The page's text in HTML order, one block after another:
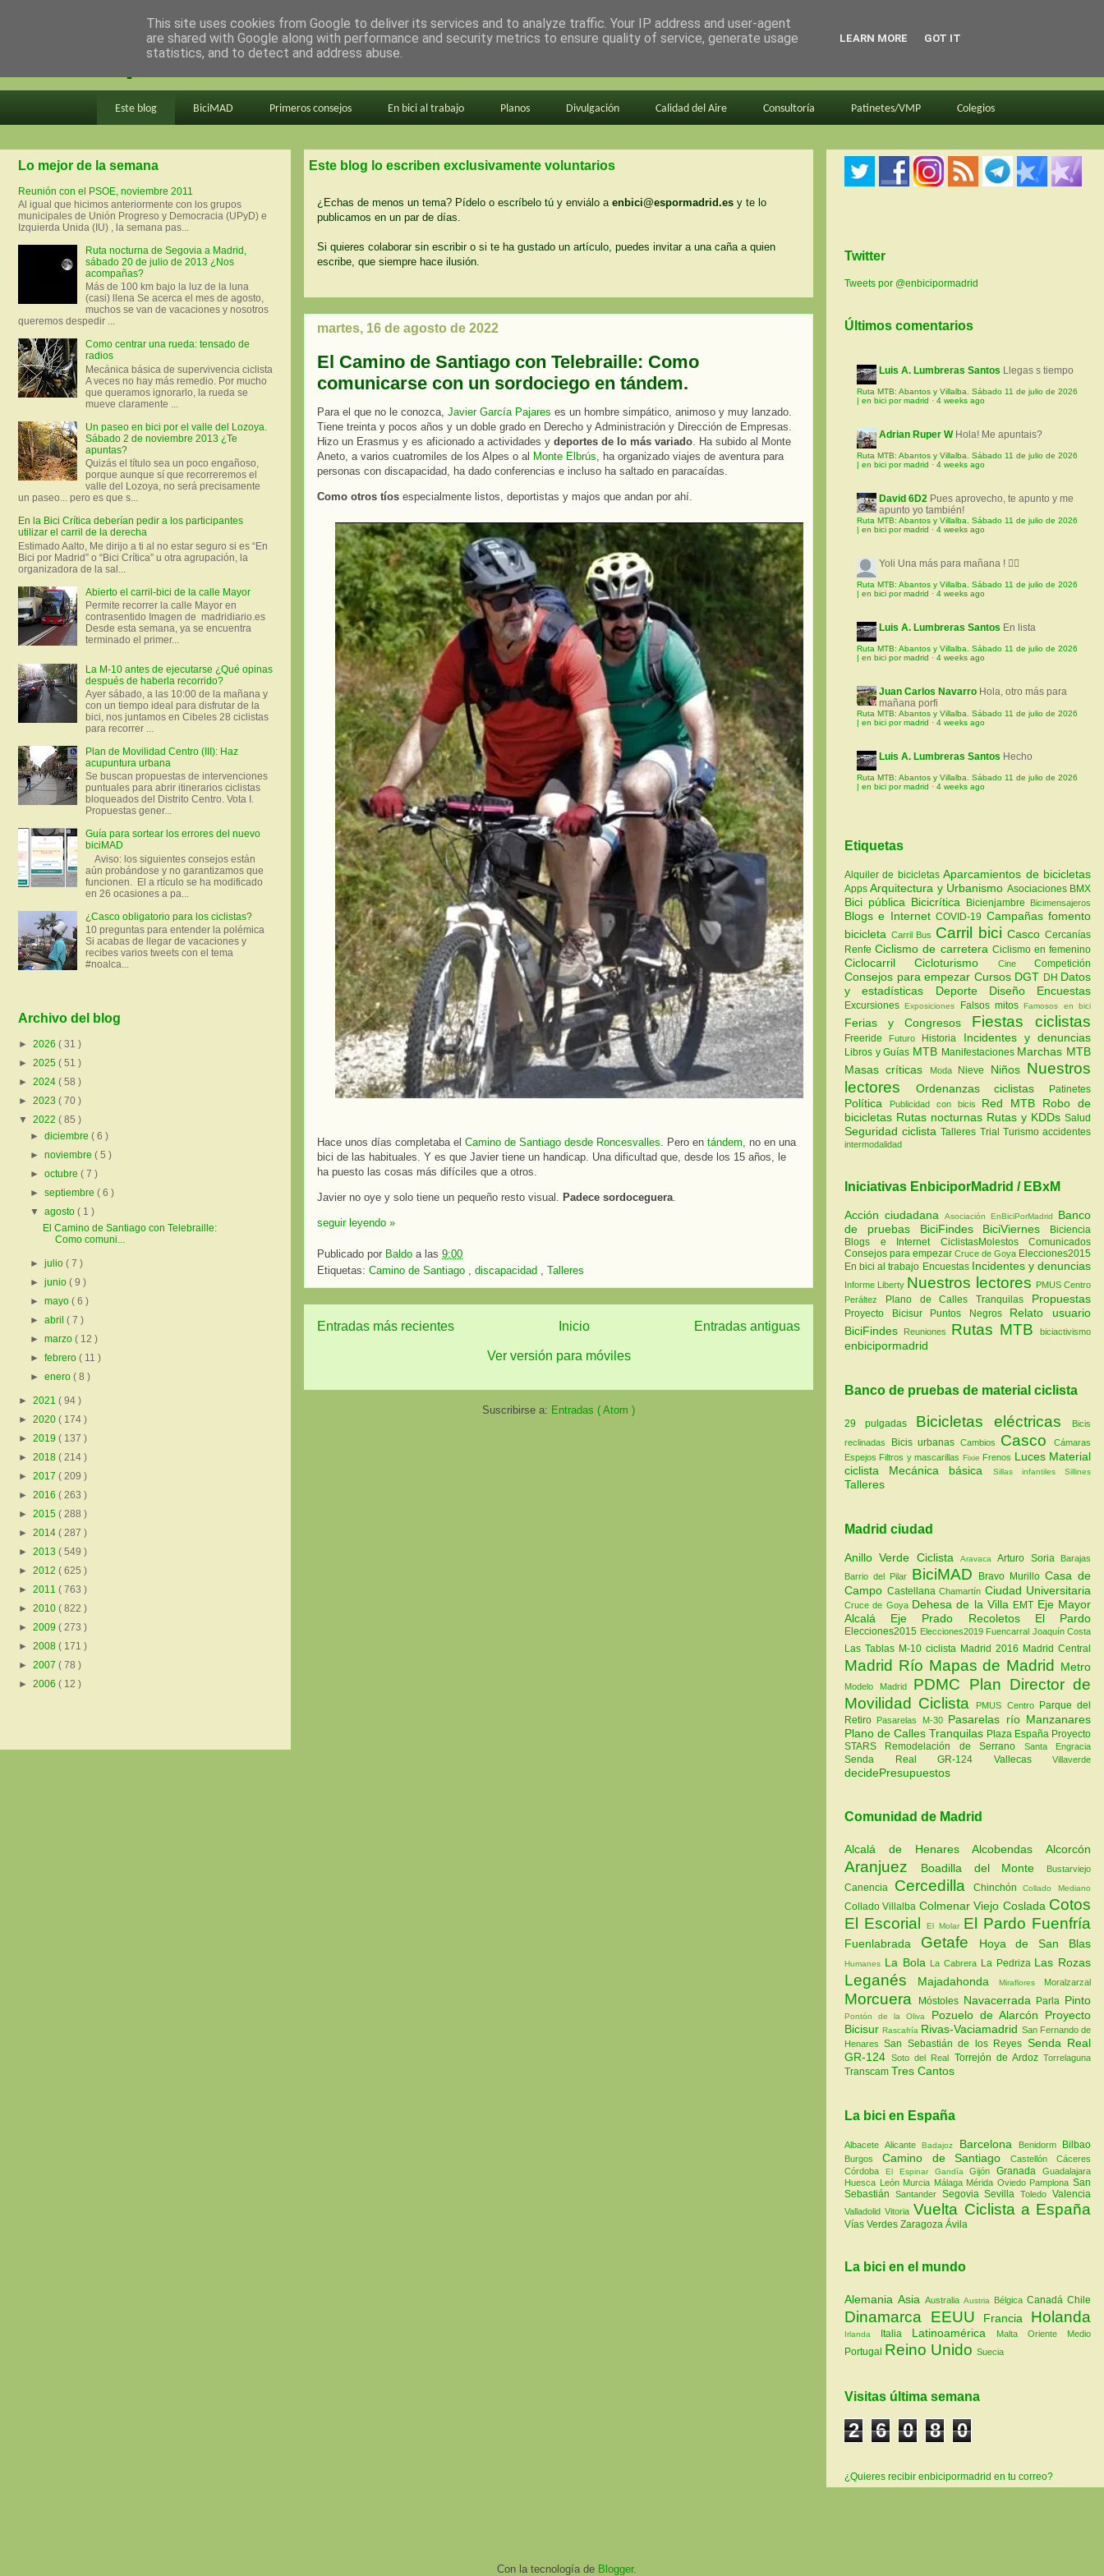
en bici por madrid
Este blog BiciMAD Primeros consejos En bici al trabajo Planos Divulgación Calidad del Aire Consultoría Patinetes/VMP Colegios
Este blog lo escriben exclusivamente voluntarios
¿Echas de menos un tema? Pídelo o escríbelo tú y enviálo a enbici@espormadrid.es y te lo
publicamos en un par de días.
Si quieres colaborar sin escribir o si te ha gustado un artículo, puedes invitar a una caña a quien
escribe, que siempre hace ilusión.
martes, 16 de agosto de 2022
El Camino de Santiago con Telebraille: Como
comunicarse con un sordociego en tándem.
Para el que no le conozca, Javier García Pajares es un hombre simpático, animoso y muy lanzado.
Tiene treinta y pocos años y un doble grado en Derecho y Administración y Dirección de Empresas.
Hizo un Erasmus y es aficionado a actividades y deportes de lo más variado . Ha subido al Monte
Aneto, a varios cuatromiles de los Alpes o al Monte Elbrús , ha organizado viajes de aventura para
personas con discapacidad, ha dado conferencias e incluso ha saltado en paracaídas.
Como otros tíos especialmente listos, deportistas y majos que andan por ahí.
Hace unos días completaba el Camino de Santiago desde Roncesvalles . Pero en tándem , no en una
bici de las habituales. Y es que Javier tiene un handicap. Una dificultad que, desde los 15 años, le
ha puesto las cosas más difíciles que a otros.
Javier no oye y solo tiene un pequeño resto visual. Padece sordoceguera
seguir leyendo »
Publicado por Baldo a las 9:00
Etiquetas: Camino de Santiago , discapacidad , Talleres
Entradas más recientes Entradas antiguas
Inicio
Ver versión para móviles
Suscribirse a: Entradas ( Atom )
Lo mejor de la semana
Reunión con el PSOE, noviembre 2011
Al igual que hicimos anteriormente con los grupos
municipales de Unión Progreso y Democracia (UPyD) e
Izquierda Unida (IU) , la semana pas...
Ruta nocturna de Segovia a Madrid,
sábado 20 de julio de 2013 ¿Nos
acompañas?
Más de 100 km bajo la luz de la luna
(casi) llena Se acerca el mes de agosto,
muchos se van de vacaciones y nosotros
queremos despedir ...
Como centrar una rueda: tensado de
radios
Mecánica básica de supervivencia ciclista
A veces no hay más remedio. Por mucho
que queramos ignorarlo, la rueda se
mueve claramente ...
Un paseo en bici por el valle del Lozoya.
Sábado 2 de noviembre 2013 ¿Te
apuntas?
Quizás el título sea un poco engañoso,
porque aunque sí que recorreremos el
valle del Lozoya, no será precisamente
un paseo... pero es que s...
En la Bici Crítica deberían pedir a los participantes
utilizar el carril de la derecha
Estimado Aalto, Me dirijo a ti al no estar seguro si es “En
Bici por Madrid” o “Bici Crítica” u otra agrupación, la
organizadora de la sal...
Abierto el carril-bici de la calle Mayor
Permite recorrer la calle Mayor en
contrasentido Imagen de madridiario.es
Desde esta semana, ya se encuentra
terminado el primer...
La M-10 antes de ejecutarse ¿Qué opinas
después de haberla recorrido?
Ayer sábado, a las 10:00 de la mañana y
con un tiempo ideal para disfrutar de la
bici, nos juntamos en Cibeles 28 ciclistas
para recorrer ...
Plan de Movilidad Centro (III): Haz
acupuntura urbana
Se buscan propuestas de intervenciones
puntuales para abrir itinerarios ciclistas
bloqueados del Distrito Centro. Vota I.
Propuestas gener...
Guía para sortear los errores del nuevo
biciMAD
Aviso: los siguientes consejos están
aún probándose y no garantizamos que
funcionen. El a rtículo se ha modificado
en 26 ocasiones a pa...
¿Casco obligatorio para los ciclistas?
10 preguntas para entender la polémica
Si acabas de llegar de vacaciones y
recibes varios tweets con el tema
#noalca...
Archivo del blog
► 2026 ( 31 )
► 2025 ( 51 )
► 2024 ( 58 )
► 2023 ( 70 )
▼ 2022 ( 85 )
►diciembre( 6 )
►noviembre( 5 )
►octubre( 7 )
►septiembre( 6 )
▼agosto( 1 )
El Camino de Santiago con Telebraille:
Como comuni...
►julio( 7 )
►junio( 9 )
►mayo( 6 )
►abril( 7 )
►marzo( 12 )
►febrero( 11 )
►enero( 8 )
► 2021 ( 94 )
► 2020 ( 174 )
► 2019 ( 137 )
► 2018 ( 214 )
► 2017 ( 209 )
► 2016 ( 263 )
► 2015 ( 288 )
► 2014 ( 287 )
► 2013 ( 549 )
► 2012 ( 625 )
► 2011 ( 763 )
► 2010 ( 822 )
► 2009 ( 273 )
► 2008 ( 171 )
► 2007 ( 78 )
► 2006 ( 12 )
Twitter
Tweets por @enbicipormadrid
Últimos comentarios
Luis A. Lumbreras Santos Llegas s tiempo
Ruta MTB: Abantos y Villalba. Sábado 11 de julio de 2026
| en bici por madrid · 4 weeks ago
Adrian Ruper W Hola! Me apuntais?
Ruta MTB: Abantos y Villalba. Sábado 11 de julio de 2026
| en bici por madrid · 4 weeks ago
David 6D2 Pues aprovecho, te apunto y me
apunto yo también!
Ruta MTB: Abantos y Villalba. Sábado 11 de julio de 2026
| en bici por madrid · 4 weeks ago
Yoli Una más para mañana ! 🚵‍♀️
Ruta MTB: Abantos y Villalba. Sábado 11 de julio de 2026
| en bici por madrid · 4 weeks ago
Luis A. Lumbreras Santos En lista
Ruta MTB: Abantos y Villalba. Sábado 11 de julio de 2026
| en bici por madrid · 4 weeks ago
Juan Carlos Navarro Hola, otro más para
mañana porfi
Ruta MTB: Abantos y Villalba. Sábado 11 de julio de 2026
| en bici por madrid · 4 weeks ago
Luis A. Lumbreras Santos Hecho
Ruta MTB: Abantos y Villalba. Sábado 11 de julio de 2026
| en bici por madrid · 4 weeks ago
Etiquetas
Alquiler de bicicletasAparcamientos de bicicletas
AppsArquitectura y Urbanismo Asociaciones BMX
Bici pública Bicicrítica Bicienjambre Bicimensajeros
Blogs e InternetCOVID-19 Campañas fomento
bicicleta Carril Bus Carril biciCascoCercanías
RenfeCiclismo de carretera Ciclismo en femenino
CiclocarrilCicloturismo CineCompetición
Consejos para empezar Cursos DGT DH Datos
y estadísticas Deporte Diseño Encuestas
ExcursionesExposiciones Falsos mitosFamosos en bici
Ferias y Congresos Fiestas ciclistas
Freeride Futuro Historia Incidentes y denuncias
Libros y Guías MTB Manifestaciones Marchas MTB
Masas críticas
Moda Nieve Niños Nuestros
lectores
Ordenanzas ciclistas Patinetes
Política Publicidad con bicis Red MTB Robo de
bicicletas Rutas nocturnas Rutas y KDDs Salud
Seguridad ciclistaTalleres Trial Turismoaccidentes
intermodalidad
Iniciativas EnbiciporMadrid / EBxM
Acción ciudadana Asociación EnBiciPorMadrid
Banco
de pruebas
BiciFindes BiciViernes
Biciencia
Blogs e Internet
CiclistasMolestos
Comunicados
Consejos para empezar Cruce de Goya Elecciones2015
En bici al trabajo Encuestas Incidentes y denuncias
Informe Liberty Nuestros lectores
PMUS Centro
Peráltez
Plano de Calles Tranquilas Propuestas
Proyecto Bicisur Puntos Negros
Relato usuario
BiciFindes
Reuniones Rutas MTB biciactivismo
enbicipormadrid
Banco de pruebas de material ciclista
29 pulgadas Bicicletas eléctricas
Bicis
reclinadas
Bicis urbanas Cambios Casco
Cámaras
Espejos Filtros y mascarillas Fixie Frenos Luces Material
ciclista
Mecánica básica Sillas infantiles Sillines
Talleres
Madrid ciudad
Anillo Verde Ciclista AravacaArturo Soria
Barajas
Barrio del Pilar BiciMAD Bravo MurilloCasa de
Campo Castellana Chamartín Ciudad Universitaria
Cruce de Goya Dehesa de la Villa EMT Eje Mayor
Alcalá Eje Prado Recoletos El Pardo
Elecciones2015 Elecciones2019 Fuencarral Joaquín Costa
Las Tablas M-10 ciclista Madrid 2016 Madrid Central
Madrid Río Mapas de Madrid Metro
Modelo Madrid PDMC Plan Director de
Movilidad Ciclista
PMUS Centro Parque del
Retiro Pasarelas M-30 Pasarelas río Manzanares
Plano de Calles Tranquilas Plaza España Proyecto
STARS Remodelación de Serrano Santa Engracia
Senda Real GR-124 Vallecas Villaverde
decidePresupuestos
Comunidad de Madrid
Alcalá de HenaresAlcobendas Alcorcón
Aranjuez Boadilla del Monte Bustarviejo
Canencia Cercedilla ChinchónCollado Mediano
Collado Villalba Colmenar Viejo Coslada Cotos
El EscorialEl Molar El Pardo Fuenfría
Fuenlabrada Getafe Hoya de San Blas
Humanes La Bola La Cabrera La Pedriza Las Rozas
Leganés Majadahonda Miraflores Moralzarzal
Morcuera Móstoles Navacerrada Parla Pinto
Pontón de la Oliva Pozuelo de Alarcón Proyecto
BicisurRascafría Rivas-Vaciamadrid San Fernando de
HenaresSan Sebastián de los Reyes Senda Real
GR-124Soto del Real Torrejón de ArdozTorrelaguna
Transcam Tres Cantos
La bici en España
AlbaceteAlicanteBadajoz Barcelona Benidorm Bilbao
Burgos Camino de SantiagoCastellónCáceres
Córdoba El Espinar GandíaGijónGranadaGuadalajara
Huesca León Murcia Málaga Mérida Oviedo PamplonaSan
Sebastián Santander SegoviaSevillaToledoValencia
ValladolidVitoria Vuelta Ciclista a España
Vías Verdes Zaragoza Ávila
La bici en el mundo
Alemania Asia Australia Austria Bélgica Canadá Chile
Dinamarca EEUU Francia Holanda
Irlanda Italia Latinoamérica Malta Oriente Medio
Portugal Reino Unido Suecia
Visitas última semana
2 6 0 8 0
¿Quieres recibir enbicipormadrid en tu correo?
Con la tecnología de Blogger.
This site uses cookies from Google to deliver its services and to analyze traffic. Your IP address and user-agent
are shared with Google along with performance and security metrics to ensure quality of service, generate usage
statistics, and to detect and address abuse.
LEARN MORE GOT IT